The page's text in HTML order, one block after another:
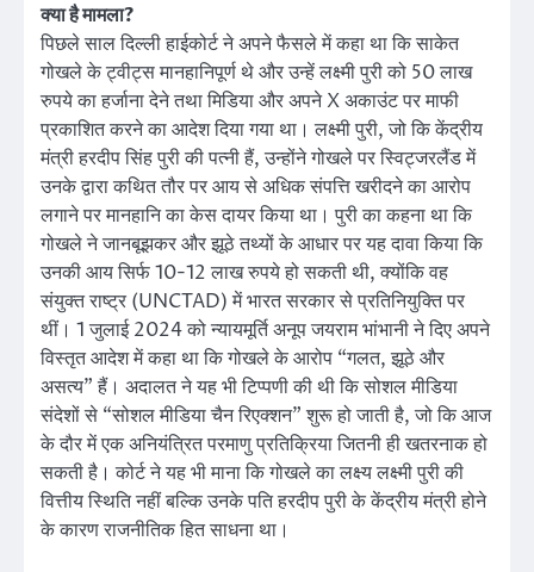
क्या है मामला?
पिछले साल दिल्ली हाईकोर्ट ने अपने फैसले में कहा था कि साकेत
गोखले के ट्वीट्स मानहानिपूर्ण थे और उन्हें लक्ष्मी पुरी को 50 लाख
रुपये का हर्जाना देने तथा मिडिया और अपने X अकाउंट पर माफी
प्रकाशित करने का आदेश दिया गया था। लक्ष्मी पुरी, जो कि केंद्रीय
मंत्री हरदीप सिंह पुरी की पत्नी हैं, उन्होंने गोखले पर स्विट्जरलैंड में
उनके द्वारा कथित तौर पर आय से अधिक संपत्ति खरीदने का आरोप
लगाने पर मानहानि का केस दायर किया था। पुरी का कहना था कि
गोखले ने जानबूझकर और झूठे तथ्यों के आधार पर यह दावा किया कि
उनकी आय सिर्फ 10-12 लाख रुपये हो सकती थी, क्योंकि वह
संयुक्त राष्ट्र (UNCTAD) में भारत सरकार से प्रतिनियुक्ति पर
थीं। 1 जुलाई 2024 को न्यायमूर्ति अनूप जयराम भांभानी ने दिए अपने
विस्तृत आदेश में कहा था कि गोखले के आरोप “गलत, झूठे और
असत्य” हैं। अदालत ने यह भी टिप्पणी की थी कि सोशल मीडिया
संदेशों से “सोशल मीडिया चैन रिएक्शन” शुरू हो जाती है, जो कि आज
के दौर में एक अनियंत्रित परमाणु प्रतिक्रिया जितनी ही खतरनाक हो
सकती है। कोर्ट ने यह भी माना कि गोखले का लक्ष्य लक्ष्मी पुरी की
वित्तीय स्थिति नहीं बल्कि उनके पति हरदीप पुरी के केंद्रीय मंत्री होने
के कारण राजनीतिक हित साधना था।